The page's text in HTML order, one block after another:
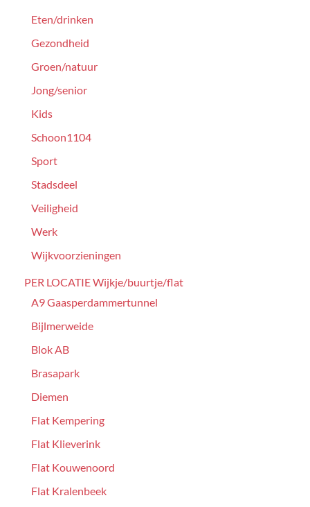
Eten/drinken
Gezondheid
Groen/natuur
Jong/senior
Kids
Schoon1104
Sport
Stadsdeel
Veiligheid
Werk
Wijkvoorzieningen
PER LOCATIE Wijkje/buurtje/flat
A9 Gaasperdammertunnel
Bijlmerweide
Blok AB
Brasapark
Diemen
Flat Kempering
Flat Klieverink
Flat Kouwenoord
Flat Kralenbeek